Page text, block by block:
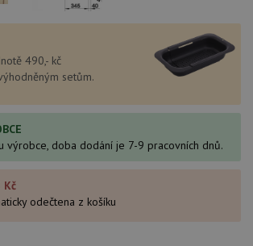
490,- kč
setům.
výrobce, doba dodání je 7-9 pracovních dnů.
Kč
odečtena z košíku